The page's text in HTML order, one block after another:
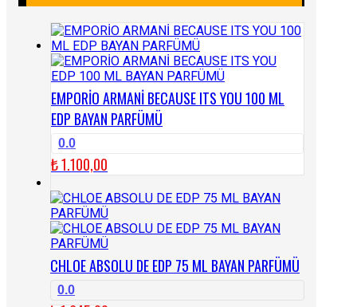
EMPORİO ARMANİ BECAUSE ITS YOU 100 ML
EDP BAYAN PARFÜMÜ
0.0
₺1.100,00
CHLOE ABSOLU DE EDP 75 ML BAYAN PARFÜMÜ
0.0